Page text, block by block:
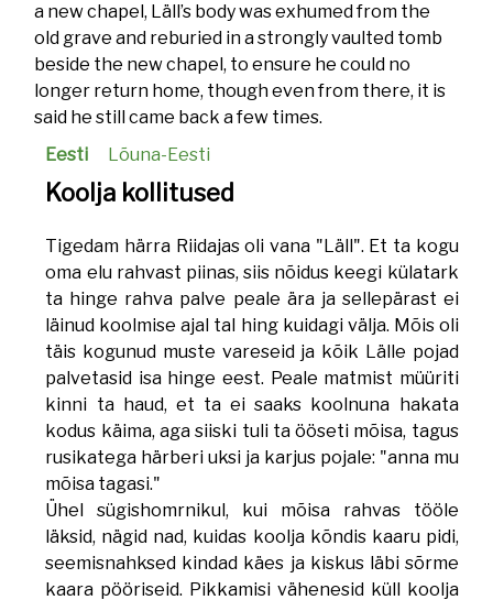
a new chapel, Läll’s body was exhumed from the
old grave and reburied in a strongly vaulted tomb
beside the new chapel, to ensure he could no
longer return home, though even from there, it is
said he still came back a few times.
Eesti
Lõuna-Eesti
Koolja kollitused
Tigedam härra Riidajas oli vana "Läll". Et ta kogu
oma elu rahvast piinas, siis nõidus keegi külatark
ta hinge rahva palve peale ära ja sellepärast ei
läinud koolmise ajal tal hing kuidagi välja. Mõis oli
täis kogunud muste vareseid ja kõik Lälle pojad
palvetasid isa hinge eest. Peale matmist müüriti
kinni ta haud, et ta ei saaks koolnuna hakata
kodus käima, aga siiski tuli ta ööseti mõisa, tagus
rusikatega härberi uksi ja karjus pojale: "anna mu
mõisa tagasi."
Ühel sügishomrnikul, kui mõisa rahvas tööle
läksid, nägid nad, kuidas koolja kõndis kaaru pidi,
seemisnahksed kindad käes ja kiskus läbi sõrme
kaara pööriseid. Pikkamisi vähenesid küll koolja